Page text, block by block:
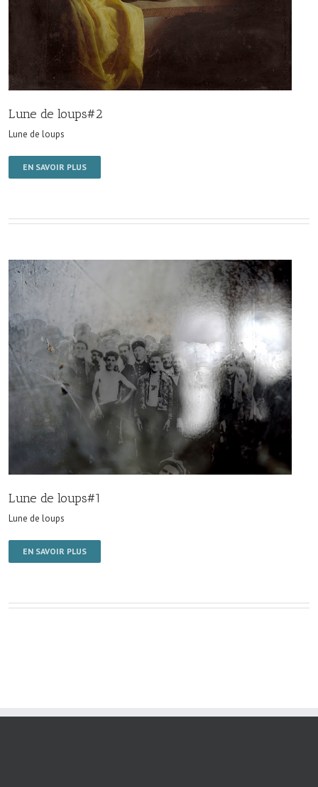
Lune de loups#2
Lune de loups
EN SAVOIR PLUS
Lune de loups#1
Lune de loups
EN SAVOIR PLUS